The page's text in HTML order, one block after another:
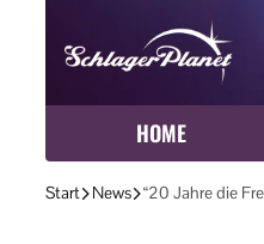
HOME
Start News “20 Jahre die